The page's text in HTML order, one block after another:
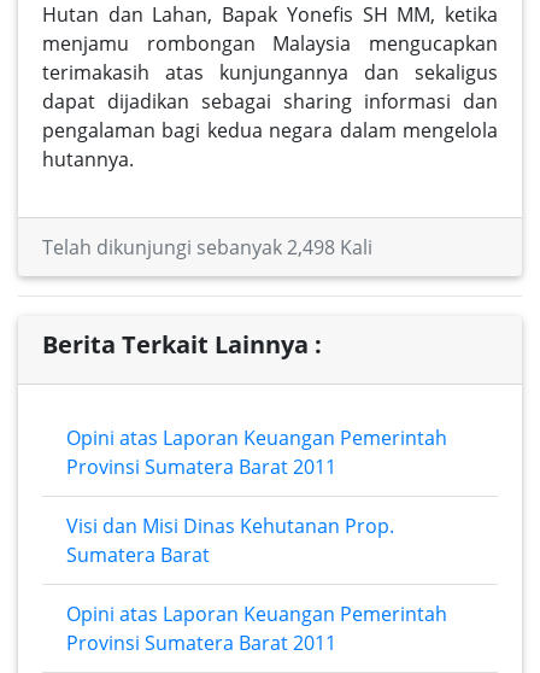
Hutan dan Lahan, Bapak Yonefis SH MM, ketika
menjamu rombongan Malaysia mengucapkan
terimakasih atas kunjungannya dan sekaligus
dapat dijadikan sebagai sharing informasi dan
pengalaman bagi kedua negara dalam mengelola
hutannya.
Telah dikunjungi sebanyak 2,498 Kali
Berita Terkait Lainnya :
Opini atas Laporan Keuangan Pemerintah
Provinsi Sumatera Barat 2011
Visi dan Misi Dinas Kehutanan Prop.
Sumatera Barat
Opini atas Laporan Keuangan Pemerintah
Provinsi Sumatera Barat 2011